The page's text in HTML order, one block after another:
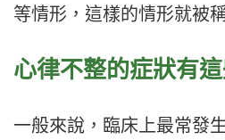
等情形，這樣的情形就被
⼼律不整的症狀有
⼀般來說，臨床上最常發